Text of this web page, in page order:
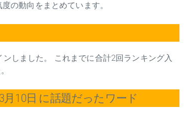
の動向をまとめています。
しました。 これまでに合計2回ランキング入
10日 に話題だったワード